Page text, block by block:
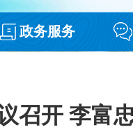
政务服务
召开 李富